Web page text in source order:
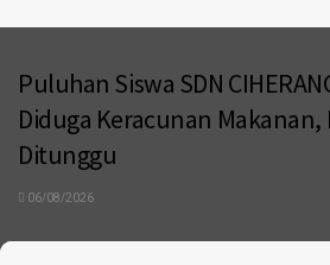
Puluhan Siswa SDN
Diduga Keracunan Makanan,
Ditunggu
06/08/2026